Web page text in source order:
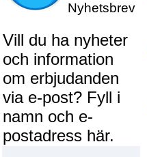
Nyhetsbrev
Vill du ha nyheter
och information
om erbjudanden
via e-post? Fyll i
namn och e-
postadress här.